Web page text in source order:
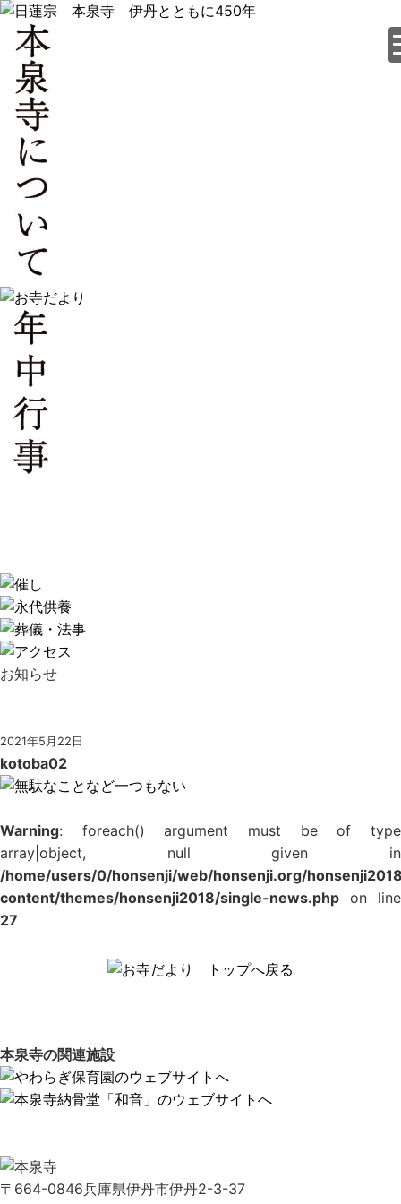
お知らせ
2021年5月22日
kotoba02
Warning: foreach() argument must be of type
array|object, null given in
/home/users/0/honsenji/web/honsenji.org/
content/themes/honsenji2018/single-news.php on line
27
本泉寺の関連施設
〒664-0846兵庫県伊丹市伊丹2-3-37